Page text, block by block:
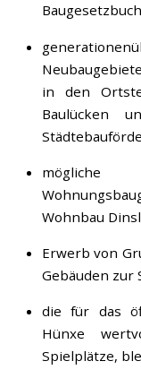
in den
Baulücken
mögliche
Wohnbau
Erwerb von
Gebäuden zur
die für das
Hünxe
Spielplätze,